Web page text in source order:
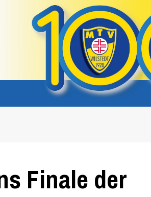
Finale der